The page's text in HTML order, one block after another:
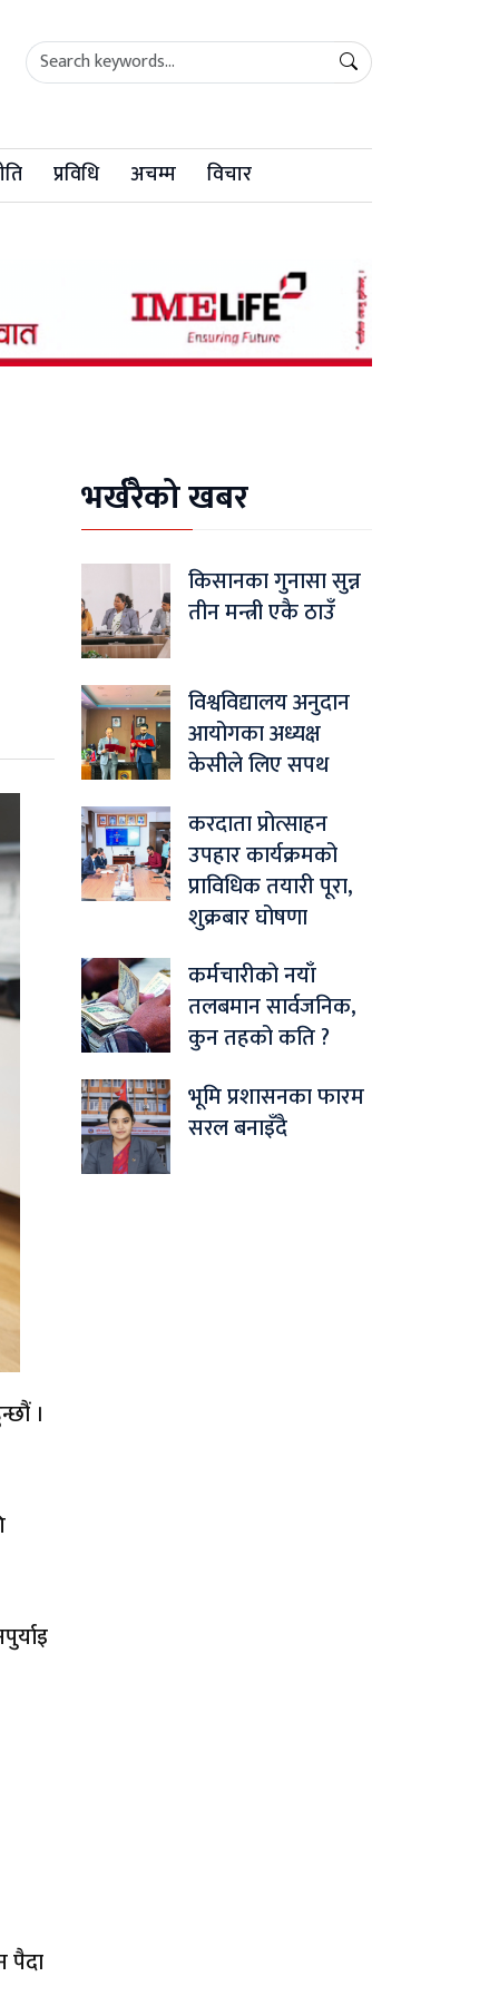
प्रविधि अचम्म विचार
।
पैदा
भर्खरैको खबर
किसानका गुनासा सुन्न
तीन मन्त्री एकै ठाउँ
विश्वविद्यालय अनुदान
आयोगका अध्यक्ष
केसीले लिए सपथ
करदाता प्रोत्साहन
उपहार कार्यक्रमको
प्राविधिक तयारी पूरा,
शुक्रबार घोषणा
कर्मचारीको नयाँ
तलबमान सार्वजनिक,
कुन तहको कति ?
भूमि प्रशासनका फारम
सरल बनाइँदै